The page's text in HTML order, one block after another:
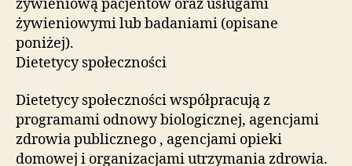
żywieniową pacjentów oraz usługami
żywieniowymi lub badaniami (opisane
poniżej).
Dietetycy społeczności
Dietetycy społeczności współpracują z
programami odnowy biologicznej, agencjami
zdrowia publicznego , agencjami opieki
domowej i organizacjami utrzymania zdrowia.